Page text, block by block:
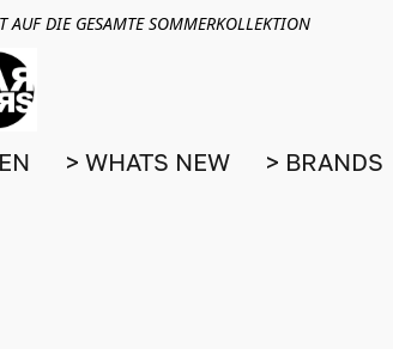
AUF DIE GESAMTE SOMMERKOLLEKTION
> WHATS NEW > BRANDS